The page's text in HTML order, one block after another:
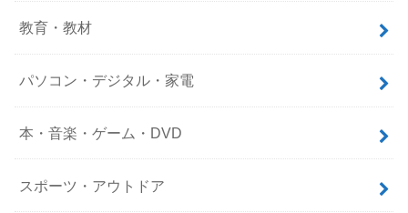
教育・教材
パソコン・デジタル・家電
本・音楽・ゲーム・DVD
スポーツ・アウトドア